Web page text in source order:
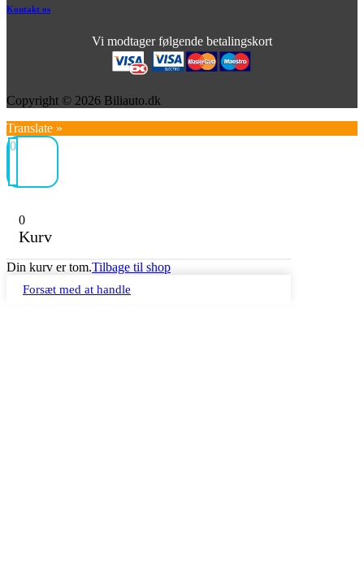
Kontakt os
Vi modtager følgende betalingskort
Copyright © 2026 Biliauto.dk
Translate »
0
0
Kurv
Din kurv er tom.Tilbage til shop
Forsæt med at handle